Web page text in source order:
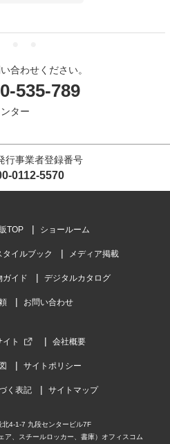
合わせください。
535-789
ター
行事業者登録番号
0112-5570
TOP ショールーム
タイルブック メディア掲載
ガイド デジタルカタログ
お問い合わせ
ト 会社概要
サイトポリシー
く表記 サイトマップ
4-1-7 九段センタービル7F
ア、スチールロッカー、書庫）オフィスコム